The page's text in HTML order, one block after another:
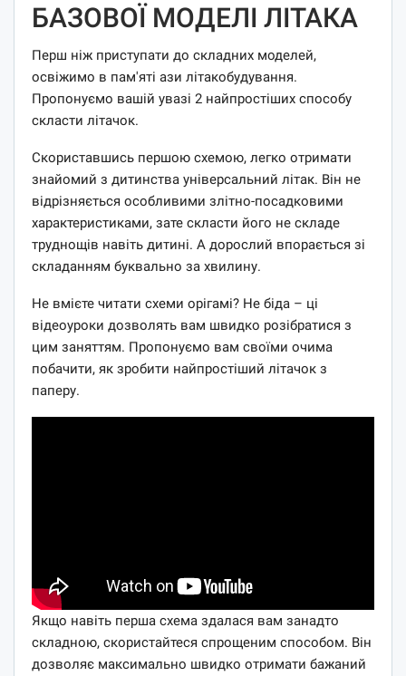
БАЗОВОЇ МОДЕЛІ ЛІТАКА
Перш ніж приступати до складних моделей,
освіжимо в пам'яті ази літакобудування.
Пропонуємо вашій увазі 2 найпростіших способу
скласти літачок.
Скориставшись першою схемою, легко отримати
знайомий з дитинства універсальний літак. Він не
відрізняється особливими злітно-посадковими
характеристиками, зате скласти його не складе
труднощів навіть дитині. А дорослий впорається зі
складанням буквально за хвилину.
Не вмієте читати схеми орігамі? Не біда – ці
відеоуроки дозволять вам швидко розібратися з
цим заняттям. Пропонуємо вам своїми очима
побачити, як зробити найпростіший літачок з
паперу.
Якщо навіть перша схема здалася вам занадто
складною, скористайтеся спрощеним способом. Він
дозволяє максимально швидко отримати бажаний